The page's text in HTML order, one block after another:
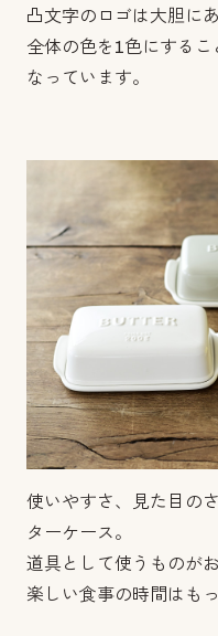
凸文字のロゴは大胆に
全体の色を1色にする
なっています。
使いやすさ、見た目の
ターケース。
道具として使うものが
楽しい食事の時間はも